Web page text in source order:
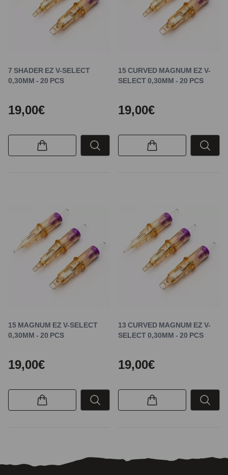
7 SHADER EZ V-SELECT
0,30MM - 20 PCS
19,00€
15 CURVED MAGNUM EZ V-
SELECT 0,30MM - 20 PCS
19,00€
15 MAGNUM EZ V-SELECT
0,30MM - 20 PCS
19,00€
13 CURVED MAGNUM EZ V-
SELECT 0,30MM - 20 PCS
19,00€